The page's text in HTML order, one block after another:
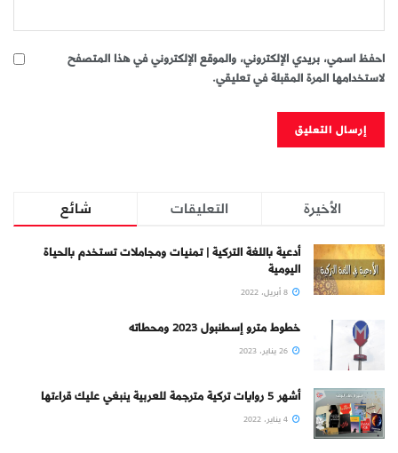
احفظ اسمي، بريدي الإلكتروني، والموقع الإلكتروني في هذا المتصفح
لاستخدامها المرة المقبلة في تعليقي.
شائع التعليقات الأخيرة
أدعية باللغة التركية | تمنيات ومجاملات تستخدم بالحياة
اليومية
خطوط مترو إسطنبول 2023 ومحطاته
أشهر 5 روايات تركية مترجمة للعربية ينبغي عليك قراءتها